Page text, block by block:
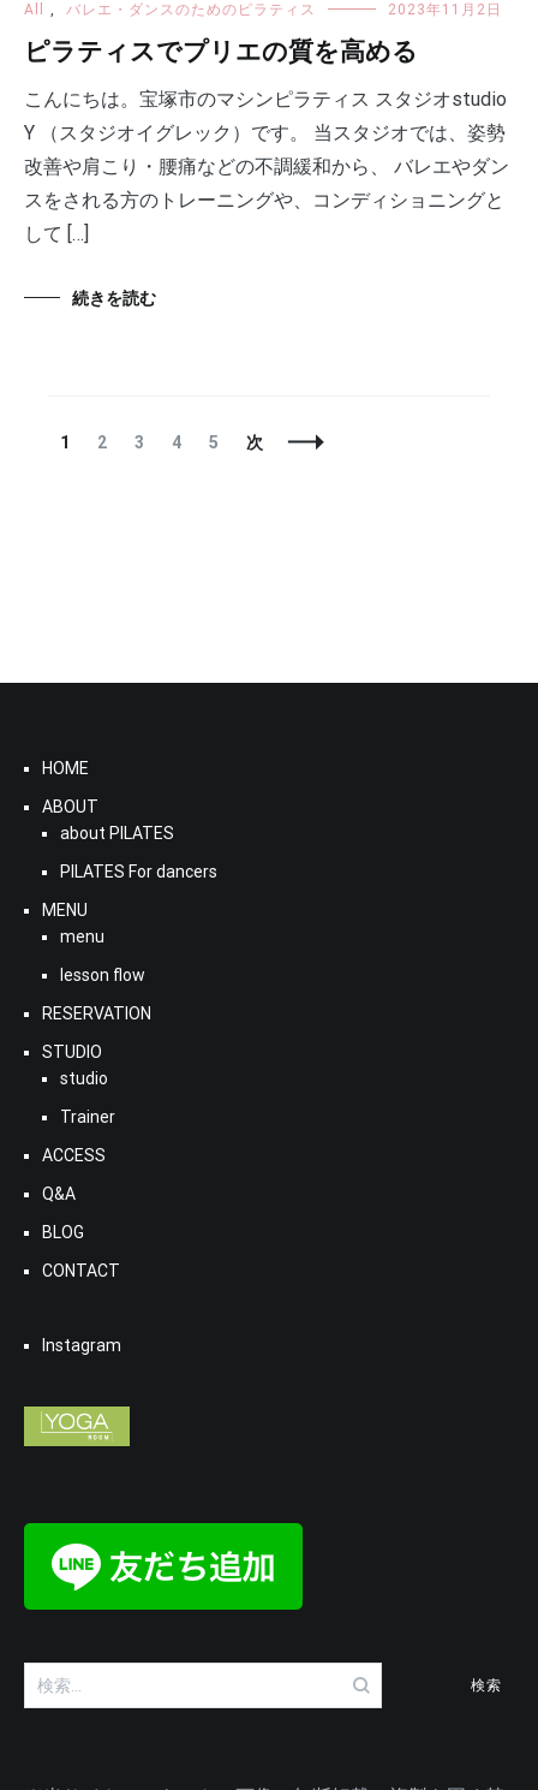
All , バレエ・ダンスのためのピラティス 2023年11月2日
ピラティスでプリエの質を高める
こんにちは。宝塚市のマシンピラティス スタジオstudio
Y （スタジオイグレック）です。 当スタジオでは、姿勢
改善や肩こり・腰痛などの不調緩和から、 バレエやダン
スをされる方のトレーニングや、コンディショニングと
して […]
続きを読む
投固
1
固
2
固
3
固
4
固
5 次
HOME
ABOUT
about PILATES
PILATES For dancers
MENU
menu
lesson flow
RESERVATION
STUDIO
studio
Trainer
ACCESS
Q&A
BLOG
CONTACT
Instagram
検
索: